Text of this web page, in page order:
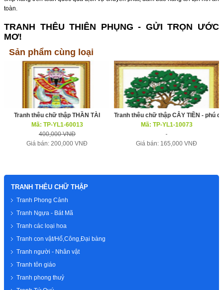
toàn.
TRANH THÊU THIÊN PHỤNG - GỬI TRỌN ƯỚC
MƠ!
Sản phẩm cùng loại
Tranh thêu chữ thập THẦN TÀI
Mã: TP-YL1-60013
400,000 VNĐ
Giá bán: 200,000 VNĐ
Tranh thêu chữ thập CÂY TIỀN - phú
Mã: TP-YL1-10073
Giá bán: 165,000 VNĐ
TRANH THÊU CHỮ THẬP
Tranh Phong Cảnh
Tranh Ngựa - Bát Mã
Tranh các loại hoa
Tranh con vật/Hổ,Công,Đại bàng
Tranh người - Nhân vật
Tranh tôn giáo
Tranh phong thuỷ